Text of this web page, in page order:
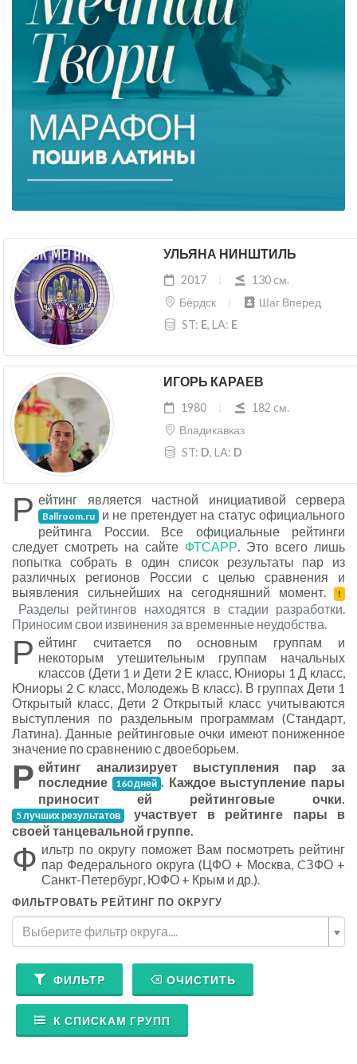
УЛЬЯНА НИНШТИЛЬ
2017
130 cм.
Бердск
Шаг Вперед
ST: E, LA: E
ИГОРЬ КАРАЕВ
1980
182 cм.
Владикавказ
ST: D, LA: D
Р ейтинг является частной инициативой сервера
Ballroom.ru и не претендует на статус официального
рейтинга России. Все официальные рейтинги
следует смотреть на сайте ФТСАРР. Это всего лишь
попытка собрать в один список результаты пар из
различных регионов России с целью сравнения и
выявления сильнейших на сегодняшний момент. !
Разделы рейтингов находятся в стадии разработки.
Приносим свои извинения за временные неудобства.
Р ейтинг считается по основным группам и
некоторым утешительным группам начальных
классов (Дети 1 и Дети 2 Е класс, Юниоры 1 Д класс,
Юниоры 2 C класс, Молодежь B класс). В группах Дети 1
Открытый класс, Дети 2 Открытый класс учитываются
выступления по раздельным программам (Стандарт,
Латина). Данные рейтинговые очки имеют пониженное
значение по сравнению с двоеборьем.
Р ейтинг анализирует выступления пар за
последние
160 дней . Каждое выступление пары
приносит ей рейтинговые очки.
5 лучших результатов участвует в рейтинге пары в
своей танцевальной группе.
Ф ильтр по округу поможет Вам посмотреть рейтинг
пар Федерального округа (ЦФО + Москва, CЗФО +
Санкт-Петербург, ЮФО + Крым и др.).
ФИЛЬТРОВАТЬ РЕЙТИНГ ПО ОКРУГУ
Выберите фильтр округа....
ФИЛЬТР ОЧИСТИТЬ
К СПИСКАМ ГРУПП